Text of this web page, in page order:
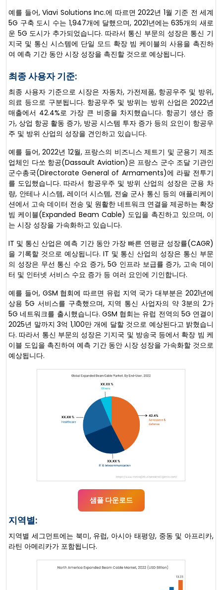
예를 들어, Viavi Solutions Inc.에 따르면 2022년 1월 기준 전 세계
5G 구축 도시 수는 1,947개에 달했으며, 2021년에는 635개의 새로
운 5G 도시가 추가되었습니다. 따라서 통신 부문의 성장은 통신 기
지국 및 통신 시스템에 단일 모드 확장 빔 케이블의 사용을 촉진하
여 예측 기간 동안 시장 성장을 촉진할 것으로 예상됩니다.
최종 사용자 기준:
최종 사용자 기준으로 시장은 자동차, 가전제품, 항공우주 및 방위,
의료 등으로 구분됩니다. 항공우주 및 방위는 방위 산업은 2022년
매출에서 42.4%로 가장 큰 비중을 차지했습니다. 항공기 생산 증
가, 상업 항공 활동 증가, 방공 시스템 투자 증가 등의 요인이 항공우
주 및 방위 산업의 성장을 견인하고 있습니다.
예를 들어, 2022년 12월, 프랑스의 비즈니스 제트기 및 군용기 제조
업체인 다쏘 항공(Dassault Aviation)은 프랑스 군수 조달 기관인
군수총국(Directorate General of Armaments)에 라팔 전투기
를 도입했습니다. 따라서 항공우주 및 방위 산업의 성장은 군용 차
량, 안테나 시스템, 레이더 시스템, 전술 군사 통신 등의 애플리케이
션에서 고속 데이터 전송 및 원활한 네트워크 연결을 제공하는 확장
빔 케이블(Expanded Beam Cable) 도입을 촉진하고 있으며, 이
는 시장 성장을 가속화하고 있습니다.
IT 및 통신 산업은 예측 기간 동안 가장 빠른 연평균 성장률(CAGR)
을 기록할 것으로 예상됩니다. IT 및 통신 산업의 성장은 통신 부문
의 성장은 무선 통신 수요 증가, 5G 인프라 보급률 증가, 고속 데이
터 및 인터넷 서비스 수요 증가 등 여러 요인에 기인합니다.
예를 들어, GSM 협회에 따르면 유럽 지역 국가 대부분은 2021년에
상용 5G 서비스를 구축했으며, 지역 통신 사업자의 약 3분의 2가
5G 네트워크를 출시했습니다. GSM 협회는 유럽 전역의 5G 연결이
2025년 말까지 3억 1,100만 개에 달할 것으로 예상된다고 밝혔습니
다. 따라서 통신 부문의 성장은 기지국 및 방송국 등에서 확장 빔 케
이블 도입을 촉진하여 예측 기간 동안 시장 성장을 가속화할 것으로
예상됩니다.
샘플 다운로드
지역별:
지역별 세그먼트에는 북미, 유럽, 아시아 태평양, 중동 및 아프리카,
라틴 아메리카가 포함됩니다.